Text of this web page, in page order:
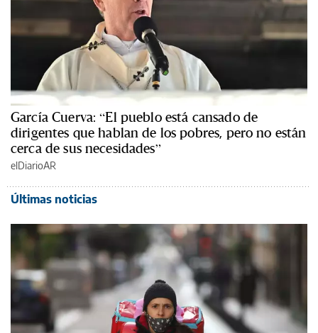
García Cuerva: “El pueblo está cansado de
dirigentes que hablan de los pobres, pero no están
cerca de sus necesidades”
elDiarioAR
Últimas noticias